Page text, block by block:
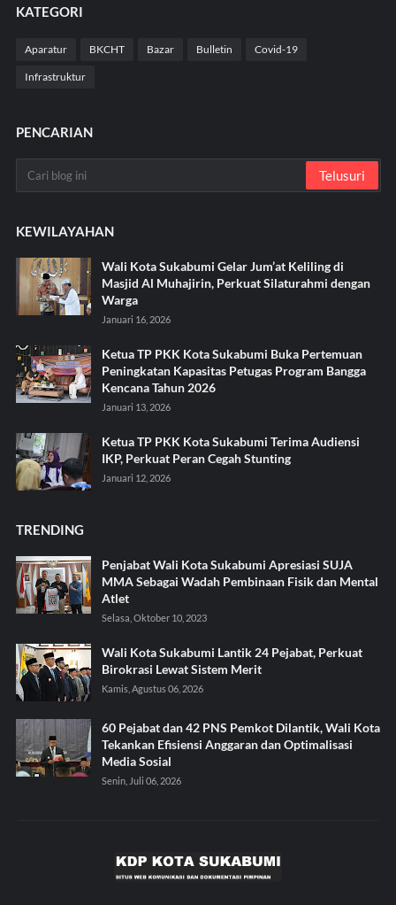
KATEGORI
Aparatur BKCHT Bazar Bulletin Covid-19
Infrastruktur
PENCARIAN
KEWILAYAHAN
Wali Kota Sukabumi Gelar Jum’at Keliling di
Masjid Al Muhajirin, Perkuat Silaturahmi dengan
Warga
Januari 16, 2026
Ketua TP PKK Kota Sukabumi Buka Pertemuan
Peningkatan Kapasitas Petugas Program Bangga
Kencana Tahun 2026
Januari 13, 2026
Ketua TP PKK Kota Sukabumi Terima Audiensi
IKP, Perkuat Peran Cegah Stunting
Januari 12, 2026
TRENDING
Penjabat Wali Kota Sukabumi Apresiasi SUJA
MMA Sebagai Wadah Pembinaan Fisik dan Mental
Atlet
Selasa, Oktober 10, 2023
Wali Kota Sukabumi Lantik 24 Pejabat, Perkuat
Birokrasi Lewat Sistem Merit
Kamis, Agustus 06, 2026
60 Pejabat dan 42 PNS Pemkot Dilantik, Wali Kota
Tekankan Efisiensi Anggaran dan Optimalisasi
Media Sosial
Senin, Juli 06, 2026